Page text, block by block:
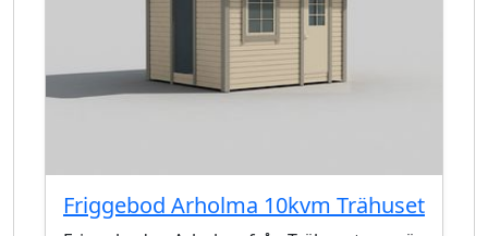
Friggebod Arholma 10kvm Trähuset